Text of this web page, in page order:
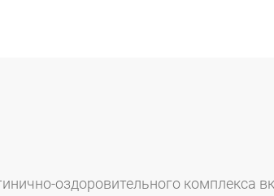
оздоровительного комплекса